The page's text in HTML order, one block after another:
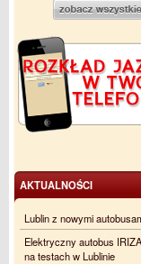
AKTUALNOŚCI
Lublin z nowymi
Elektryczny autobus
na testach w Lublinie